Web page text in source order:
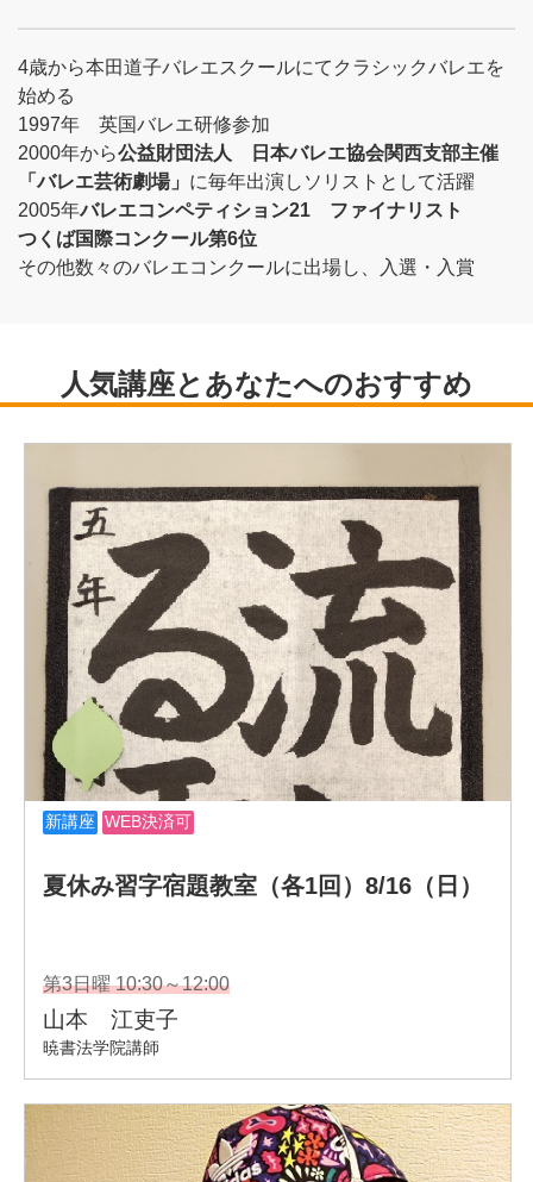
4歳から本田道子バレエスクールにてクラシックバレエを
始める
1997年 英国バレエ研修参加
2000年から公益財団法人 日本バレエ協会関西支部主催
「バレエ芸術劇場」 に毎年出演しソリストとして活躍
2005年バレエコンペティション21 ファイナリスト
つくば国際コンクール第6位
その他数々のバレエコンクールに出場し、入選・入賞